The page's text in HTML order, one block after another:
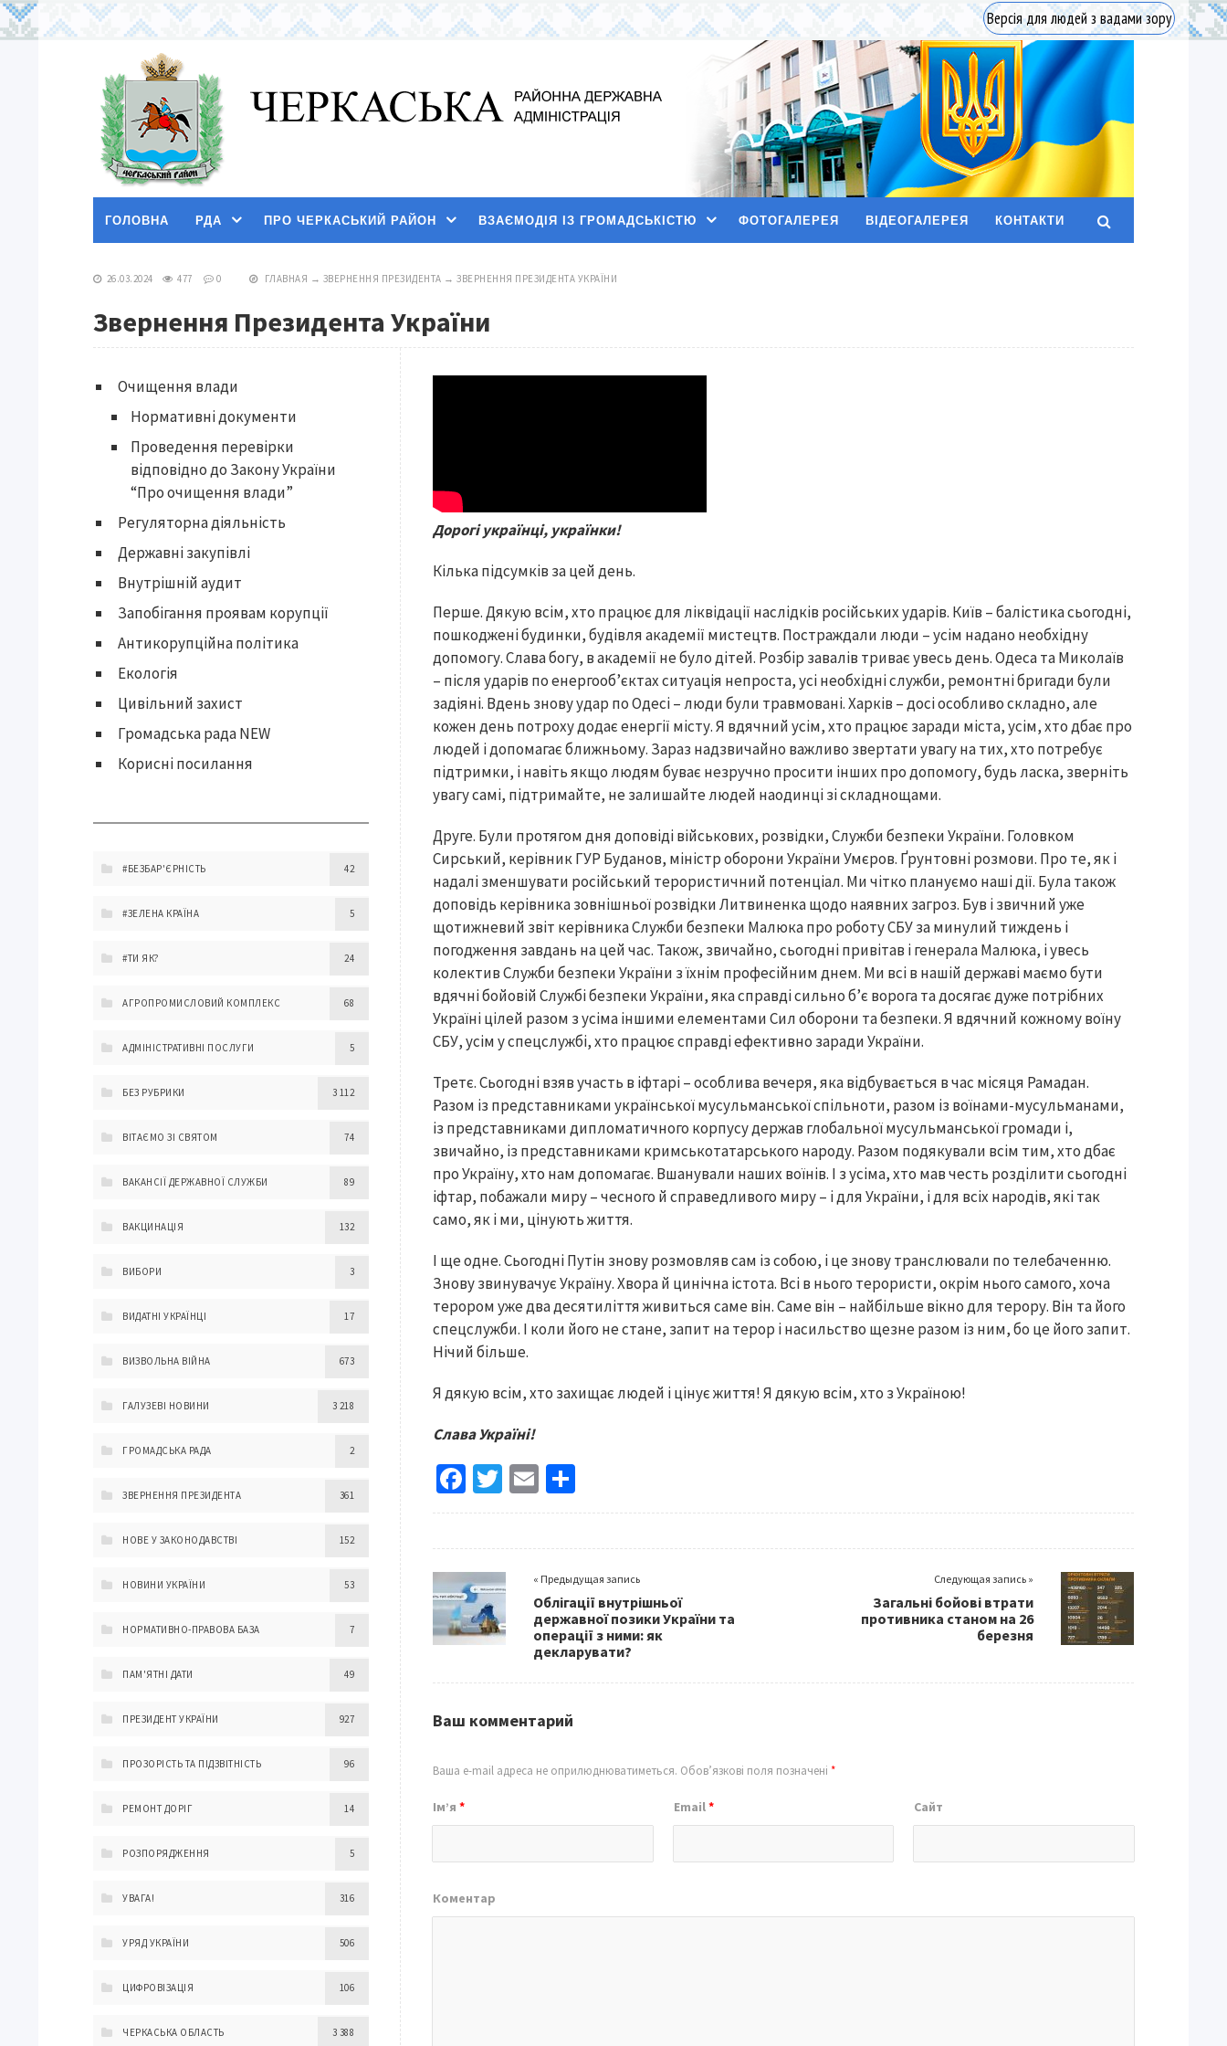
Версія для людей з вадами зору
ГОЛОВНА РДА ПРО ЧЕРКАСЬКИЙ РАЙОН ВЗАЄМОДІЯ ІЗ ГРОМАДСЬКІСТЮ ФОТОГАЛЕРЕЯ ВІДЕОГАЛЕРЕЯ КОНТАКТИ
26.03.2024 477 0 ГЛАВНАЯ → ЗВЕРНЕННЯ ПРЕЗИДЕНТА → ЗВЕРНЕННЯ ПРЕЗИДЕНТА УКРАЇНИ
Звернення Президента України
Дорогі українці, українки!
Кілька підсумків за цей день.
Перше. Дякую всім, хто працює для ліквідації наслідків російських ударів. Київ – балістика сьогодні,
пошкоджені будинки, будівля академії мистецтв. Постраждали люди – усім надано необхідну
допомогу. Слава богу, в академії не було дітей. Розбір завалів триває увесь день. Одеса та Миколаїв
– після ударів по енергообʼєктах ситуація непроста, усі необхідні служби, ремонтні бригади були
задіяні. Вдень знову удар по Одесі – люди були травмовані. Харків – досі особливо складно, але
кожен день потроху додає енергії місту. Я вдячний усім, хто працює заради міста, усім, хто дбає про
людей і допомагає ближньому. Зараз надзвичайно важливо звертати увагу на тих, хто потребує
підтримки, і навіть якщо людям буває незручно просити інших про допомогу, будь ласка, зверніть
увагу самі, підтримайте, не залишайте людей наодинці зі складнощами.
Друге. Були протягом дня доповіді військових, розвідки, Служби безпеки України. Головком
Сирський, керівник ГУР Буданов, міністр оборони України Умєров. Ґрунтовні розмови. Про те, як і
надалі зменшувати російський терористичний потенціал. Ми чітко плануємо наші дії. Була також
доповідь керівника зовнішньої розвідки Литвиненка щодо наявних загроз. Був і звичний уже
щотижневий звіт керівника Служби безпеки Малюка про роботу СБУ за минулий тиждень і
погодження завдань на цей час. Також, звичайно, сьогодні привітав і генерала Малюка, і увесь
колектив Служби безпеки України з їхнім професійним днем. Ми всі в нашій державі маємо бути
вдячні бойовій Службі безпеки України, яка справді сильно б’є ворога та досягає дуже потрібних
Україні цілей разом з усіма іншими елементами Сил оборони та безпеки. Я вдячний кожному воїну
СБУ, усім у спецслужбі, хто працює справді ефективно заради України.
Третє. Сьогодні взяв участь в іфтарі – особлива вечеря, яка відбувається в час місяця Рамадан.
Разом із представниками української мусульманської спільноти, разом із воїнами-мусульманами,
із представниками дипломатичного корпусу держав глобальної мусульманської громади і,
звичайно, із представниками кримськотатарського народу. Разом подякували всім тим, хто дбає
про Україну, хто нам допомагає. Вшанували наших воїнів. І з усіма, хто мав честь розділити сьогодні
іфтар, побажали миру – чесного й справедливого миру – і для України, і для всіх народів, які так
само, як і ми, цінують життя.
І ще одне. Сьогодні Путін знову розмовляв сам із собою, і це знову транслювали по телебаченню.
Знову звинувачує Україну. Хвора й цинічна істота. Всі в нього терористи, окрім нього самого, хоча
терором уже два десятиліття живиться саме він. Саме він – найбільше вікно для терору. Він та його
спецслужби. І коли його не стане, запит на терор і насильство щезне разом із ним, бо це його запит.
Нічий більше.
Я дякую всім, хто захищає людей і цінує життя! Я дякую всім, хто з Україною!
Слава Україні!
Fa
ce
o
o
k
T
wi
er
E
m
l
h
« Предыдущая запись
Облігації внутрішньої
державної позики України та
операції з ними: як
декларувати?
Следующая запись »
Загальні бойові втрати
противника станом на 26
березня
Ваш комментарий
Ваша e-mail адреса не оприлюднюватиметься. Обов’язкові поля позначені*
Ім’я* Email* Сайт
Коментар
Очищення влади
Нормативні документи
Проведення перевірки
відповідно до Закону України
“Про очищення влади”
Регуляторна діяльність
Державні закупівлі
Внутрішній аудит
Запобігання проявам корупції
Антикорупційна політика
Екологія
Цивільний захист
Громадська рада NEW
Корисні посилання
#БЕЗБАР'ЄРНІСТЬ 42
#ЗЕЛЕНА КРАЇНА 5
#ТИ ЯК? 24
АГРОПРОМИСЛОВИЙ КОМПЛЕКС 68
АДМІНІСТРАТИВНІ ПОСЛУГИ 5
БЕЗ РУБРИКИ 3 112
ВІТАЄМО ЗІ СВЯТОМ 74
ВАКАНСІЇ ДЕРЖАВНОЇ СЛУЖБИ 89
ВАКЦИНАЦІЯ 132
ВИБОРИ 3
ВИДАТНІ УКРАЇНЦІ 17
ВИЗВОЛЬНА ВІЙНА 673
ГАЛУЗЕВІ НОВИНИ 3 218
ГРОМАДСЬКА РАДА 2
ЗВЕРНЕННЯ ПРЕЗИДЕНТА 361
НОВЕ У ЗАКОНОДАВСТВІ 152
НОВИНИ УКРАЇНИ 53
НОРМАТИВНО-ПРАВОВА БАЗА 7
ПАМ'ЯТНІ ДАТИ 49
ПРЕЗИДЕНТ УКРАЇНИ 927
ПРОЗОРІСТЬ ТА ПІДЗВІТНІСТЬ 96
РЕМОНТ ДОРІГ 14
РОЗПОРЯДЖЕННЯ 5
УВАГА! 316
УРЯД УКРАЇНИ 506
ЦИФРОВІЗАЦІЯ 106
ЧЕРКАСЬКА ОБЛАСТЬ 3 388